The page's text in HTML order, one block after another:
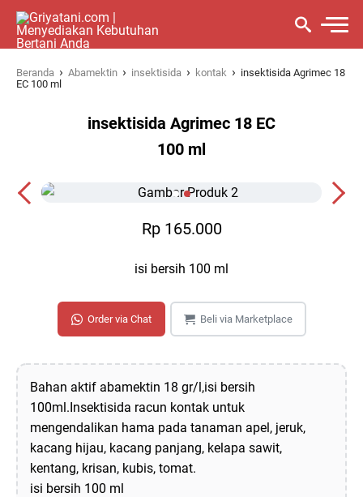
Beranda › Abamektin › insektisida › kontak › insektisida Agrimec 18
EC 100 ml
insektisida Agrimec 18 EC
100 ml
Rp 165.000
isi bersih 100 ml
Order via Chat Beli via Marketplace
Bahan aktif abamektin 18 gr/l,isi bersih
100ml.Insektisida racun kontak untuk
mengendalikan hama pada tanaman apel, jeruk,
kacang hijau, kacang panjang, kelapa sawit,
kentang, krisan, kubis, tomat.
isi bersih 100 ml